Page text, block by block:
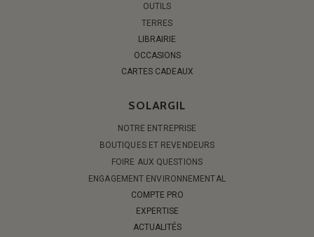
OUTILS
TERRES
LIBRAIRIE
OCCASIONS
CARTES CADEAUX
SOLARGIL
NOTRE ENTREPRISE
BOUTIQUES ET REVENDEURS
FOIRE AUX QUESTIONS
ENGAGEMENT ENVIRONNEMENTAL
COMPTE PRO
EXPERTISE
ACTUALITÉS